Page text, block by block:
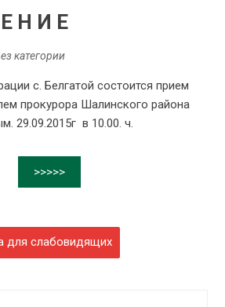
Н И Е
категории
с. Белгатой состоится прием
прокурора Шалинского района
29.09.2015г в 10.00. ч.
>>>>>
для слабовидящих